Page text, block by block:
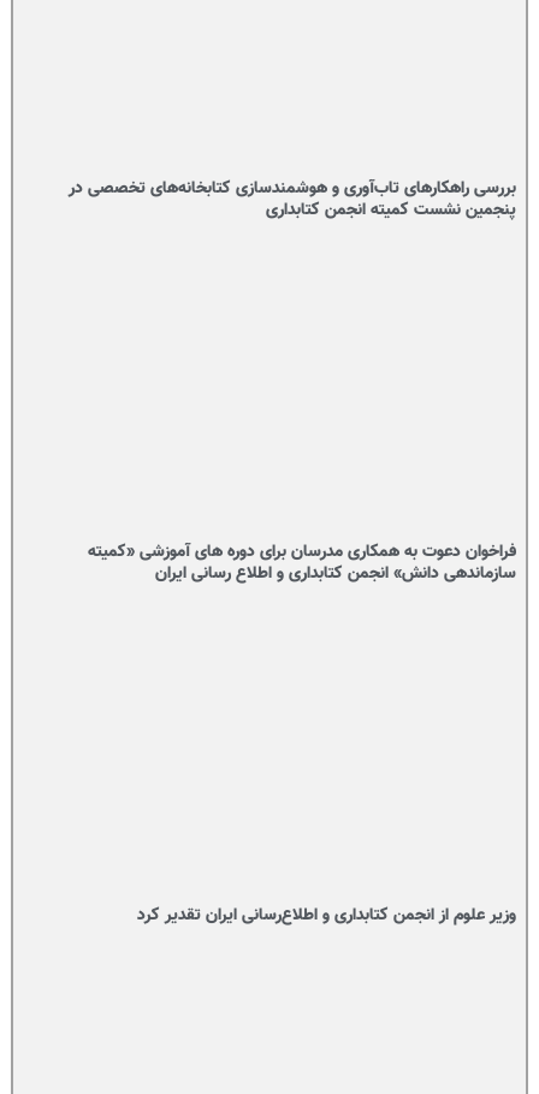
بررسی راهکارهای تاب‌آوری و هوشمندسازی کتابخانه‌های تخصصی در
پنجمین نشست کمیته انجمن کتابداری
فراخوان دعوت به همکاری مدرسان برای دوره های آموزشی «کمیته
سازماندهی دانش» انجمن کتابداری و اطلاع رسانی ایران
وزیر علوم از انجمن کتابداری و اطلاع‌رسانی ایران تقدیر کرد